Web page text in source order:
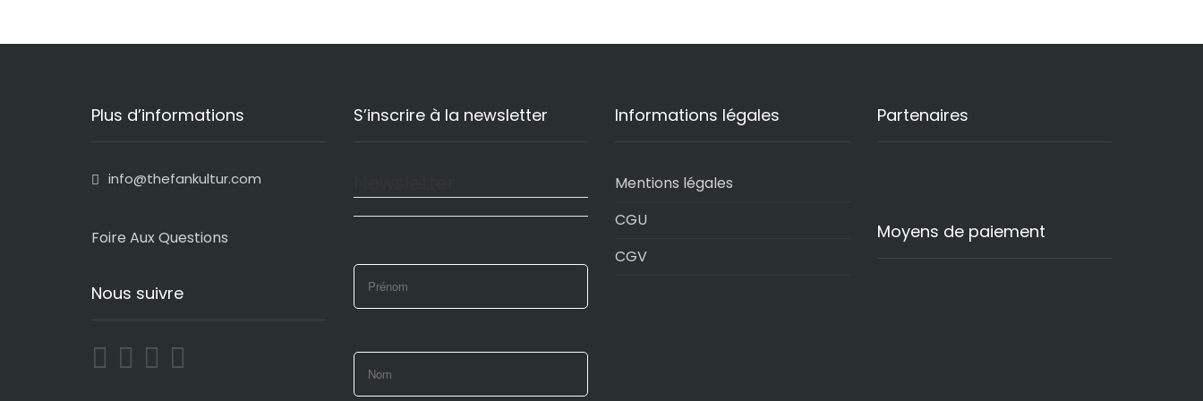
Plus d’informations
info@thefankultur.com
Foire Aux Questions
Nous suivre
S’inscrire à la newsletter Informations légales
Mentions légales
CGU
CGV
Partenaires
Moyens de paiement